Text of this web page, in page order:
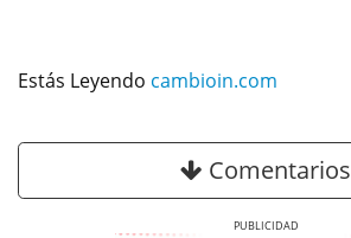
Estás Leyendo cambioin.com
Comentarios